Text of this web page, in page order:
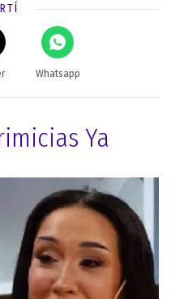
Whatsapp
Ya